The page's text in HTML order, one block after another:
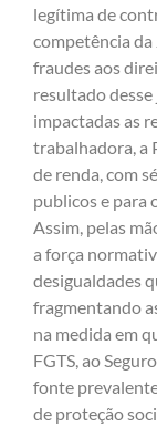
legítima de
competência da
fraudes aos
resultado
impactadas as
trabalhadora, a
de renda, com
publicos e para
Assim, pelas
a força
desigualdades
fragmentando
na medida em
FGTS, ao
fonte
de proteção